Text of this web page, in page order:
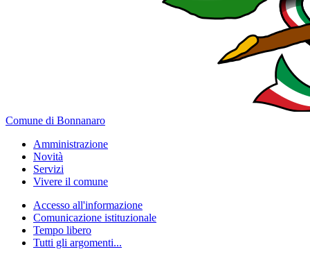
Comune di Bonnanaro
Amministrazione
Novità
Servizi
Vivere il comune
Accesso all'informazione
Comunicazione istituzionale
Tempo libero
Tutti gli argomenti...